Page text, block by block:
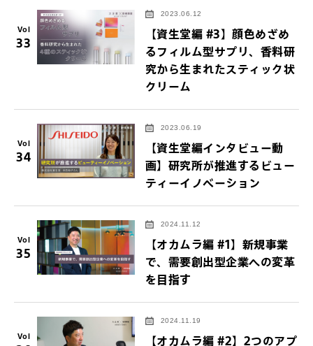
Vol
33
2023.06.12
【資生堂編 #3】顔色めざめ
るフィルム型サプリ、香料研
究から生まれたスティック状
クリーム
Vol
34
2023.06.19
【資生堂編インタビュー動
画】研究所が推進するビュー
ティーイノベーション
Vol
35
2024.11.12
【オカムラ編 #1】新規事業
で、需要創出型企業への変革
を目指す
Vol
2024.11.19
【オカムラ編 #2】2つのアプ